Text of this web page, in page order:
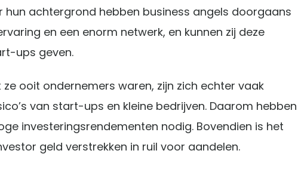
hun achtergrond hebben business angels doorgaans
en een enorm netwerk, en kunnen zij deze
ups geven.
ooit ondernemers waren, zijn zich echter vaak
van start-ups en kleine bedrijven. Daarom hebben
investeringsrendementen nodig. Bovendien is het
geld verstrekken in ruil voor aandelen.